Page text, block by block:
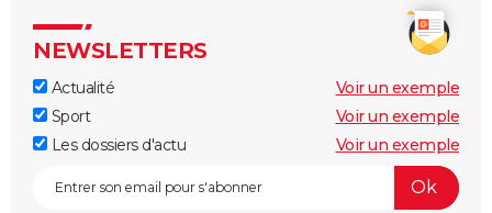
NEWSLETTERS
Actualité
Voir un exemple
Sport
Voir un exemple
Les dossiers d'actu
Voir un exemple